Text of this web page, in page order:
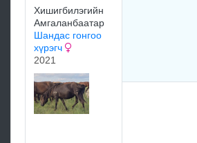
Хишигбилэгийн
Амгаланбаатар
Шандас гонгоо
хүрэгч
2021